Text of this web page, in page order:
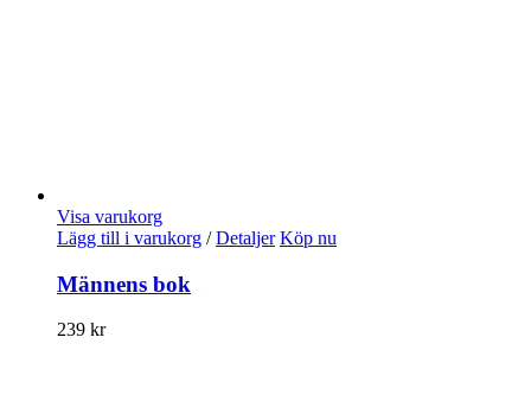
Visa varukorg
Lägg till i varukorg / Detaljer Köp nu
Männens bok
239 kr